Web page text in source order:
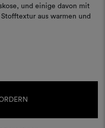
und einige davon mit
aus warmen und